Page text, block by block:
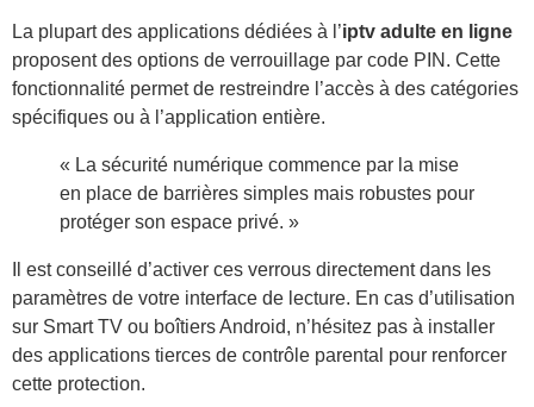
La plupart des applications dédiées à l’iptv adulte en ligne
proposent des options de verrouillage par code PIN. Cette
fonctionnalité permet de restreindre l’accès à des catégories
spécifiques ou à l’application entière.
« La sécurité numérique commence par la mise
en place de barrières simples mais robustes pour
protéger son espace privé. »
Il est conseillé d’activer ces verrous directement dans les
paramètres de votre interface de lecture. En cas d’utilisation
sur Smart TV ou boîtiers Android, n’hésitez pas à installer
des applications tierces de contrôle parental pour renforcer
cette protection.